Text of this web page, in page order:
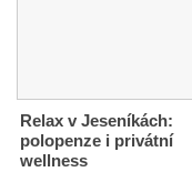
Relax v Jeseníkách:
polopenze i privátní
wellness